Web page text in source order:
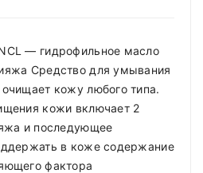
— гидрофильное масло
Средство для умывания
кожу любого типа.
кожи включает 2
и последующее
в коже содержание
фактора